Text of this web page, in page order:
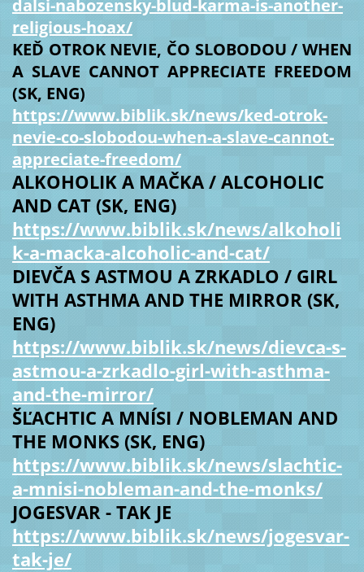
dalsi-nabozensky-blud-karma-is-another-
religious-hoax/
KEĎ OTROK NEVIE, ČO SLOBODOU / WHEN
A SLAVE CANNOT APPRECIATE FREEDOM
(SK, ENG)
https://www.biblik.sk/news/ked-otrok-
nevie-co-slobodou-when-a-slave-cannot-
appreciate-freedom/
ALKOHOLIK A MAČKA / ALCOHOLIC
AND CAT (SK, ENG)
https://www.biblik.sk/news/alkoholi
k-a-macka-alcoholic-and-cat/
DIEVČA S ASTMOU A ZRKADLO / GIRL
WITH ASTHMA AND THE MIRROR (SK,
ENG)
https://www.biblik.sk/news/dievca-s-
astmou-a-zrkadlo-girl-with-asthma-
and-the-mirror/
ŠĽACHTIC A MNÍSI / NOBLEMAN AND
THE MONKS (SK, ENG)
https://www.biblik.sk/news/slachtic-
a-mnisi-nobleman-and-the-monks/
JOGESVAR - TAK JE
https://www.biblik.sk/news/jogesvar-
tak-je/